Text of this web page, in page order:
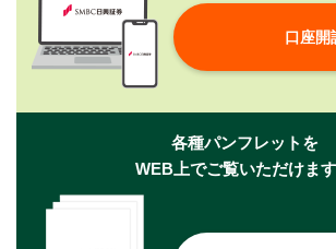
口座開
各種パンフレットを
WEB上でご覧いただけます